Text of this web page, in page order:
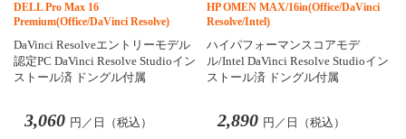
DELL Pro Max 16
Premium(Office/DaVinci Resolve)
DaVinci Resolveエントリーモデル
認定PC DaVinci Resolve Studioイン
ストール済 ドングル付属
3,060 円／日（税込）
HP OMEN MAX/16in(Office/DaVinci
Resolve/Intel)
ハイパフォーマンスコアモデ
ル/Intel DaVinci Resolve Studioイン
ストール済 ドングル付属
2,890 円／日（税込）